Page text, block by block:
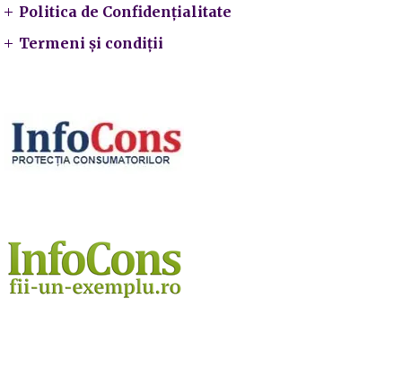
Politica de Confidențialitate
Termeni și condiții